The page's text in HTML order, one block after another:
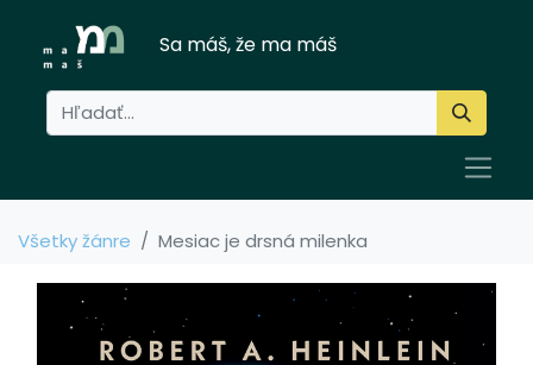
Sa máš, že ma máš
Všetky žánre Mesiac je drsná milenka